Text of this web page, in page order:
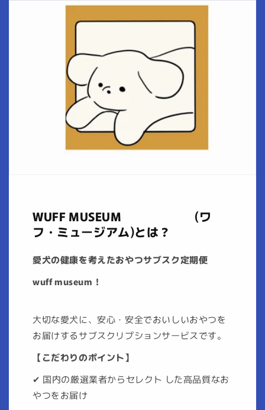
WUFF MUSEUM (ワ
フ・ミュージアム)とは？
愛犬の健康を考えたおやつサブスク定期便
wuff museum！
大切な愛犬に、安心・安全でおいしいおやつを
お届けするサブスクリプションサービスです。
【こだわりのポイント】
✔ 国内の厳選業者からセレクト した高品質なお
やつをお届け